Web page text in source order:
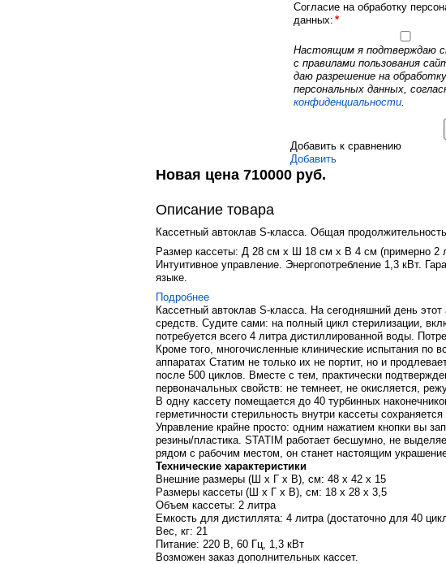
Согласие на обработку
данных: *
Настоящим я подтверждаю
с правилами пользования
даю разрешение на обработку
персональных данных,
конфиденциальности.
Добавить к сравнению
Добавить
Новая цена 710000 руб.
Описание товара
Кассетный автоклав S-класса. Общая
Размер кассеты: Д 28 см х Ш 18 см х В 4 см (примерно 2
Интуитивное управление. Энергопотребление 1,3 кВт.
языке.
Подробнее
Кассетный автоклав S-класса. На сегодняшний день
средств. Судите сами: на полный цикл стерилизации,
потребуется всего 4 литра дистиллированной воды.
Кроме того, многочисленные клинические испытания по
аппаратах Статим не только их не портит, но и
после 500 циклов. Вместе с тем, практически
первоначальных свойств: не темнеет, не окисляется,
В одну кассету помещается до 40 турбинных
герметичности стерильность внутри кассеты
Управление крайне просто: одним нажатием кнопки вы
резины/пластика. STATIM работает бесшумно, не
рядом с рабочим местом, он станет настоящим
Технические характеристики
Внешние размеры (Ш х Г х В), см: 48 х 42 х 15
Размеры кассеты (Ш х Г х В), см: 18 х 28 х 3,5
Объем кассеты: 2 литра
Емкость для дистиллята: 4 литра (достаточно для 40
Вес, кг: 21
Питание: 220 В, 60 Гц, 1,3 кВт
Возможен заказ дополнительных кассет.